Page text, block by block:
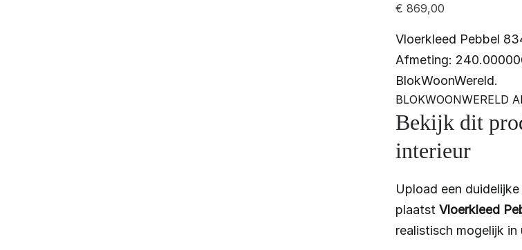
€ 869,00
Vloerkleed Pebbel
Afmeting:
BlokWoonWereld.
BLOKWOONWERELD
Bekijk dit
interieur
Upload een
plaatst Vloerkleed
realistisch mogelijk in